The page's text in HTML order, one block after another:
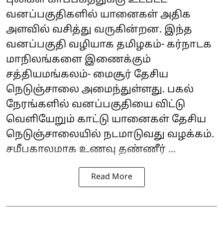
வனப்பகுதிகளில் யானைகள் அதிக
அளவில் வசித்து வருகின்றன. இந்த
வனப்பகுதி வழியாக தமிழகம்- கர்நாடக
மாநிலங்களை இணைக்கும்
சத்தியமங்கலம்- மைசூர் தேசிய
நெடுஞ்சாலை அமைந்துள்ளது. பகல்
நேரங்களில் வனப்பகுதியை விட்டு
வெளியேறும் காட்டு யானைகள் தேசிய
நெடுஞ்சாலையில் நடமாடுவது வழக்கம்.
சமீபகாலமாக உணவு தண்ணீர் ...
Read More